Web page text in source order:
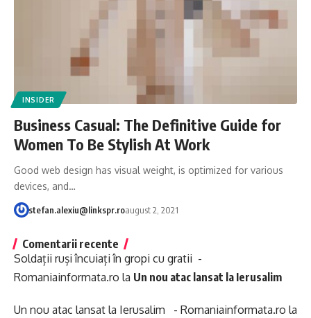
INSIDER
Business Casual: The Definitive Guide for
Women To Be Stylish At Work
Good web design has visual weight, is optimized for various
devices, and…
stefan.alexiu@linkspr.roaugust 2, 2021
Comentarii recente
Soldații ruși încuiați în gropi cu gratii -
Romaniainformata.ro la Un nou atac lansat la Ierusalim
Un nou atac lansat la Ierusalim - Romaniainformata.ro la